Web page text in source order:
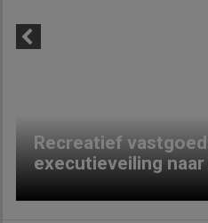
Recreatief
executieveiling